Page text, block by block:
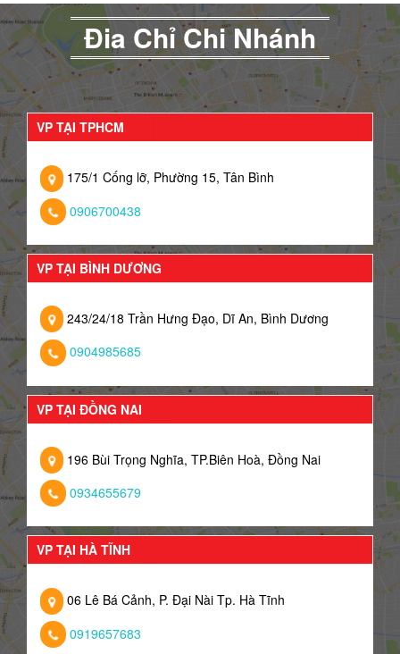
Đia Chỉ Chi Nhánh
VP TẠI TPHCM
175/1 Cống lỡ, Phường 15, Tân Bình
0906700438
VP TẠI BÌNH DƯƠNG
243/24/18 Trần Hưng Đạo, Dĩ An, Bình Dương
0904985685
VP TẠI ĐỒNG NAI
196 Bùi Trọng Nghĩa, TP.Biên Hoà, Đồng Nai
0934655679
VP TẠI HÀ TĨNH
06 Lê Bá Cảnh, P. Đại Nài Tp. Hà Tĩnh
0919657683